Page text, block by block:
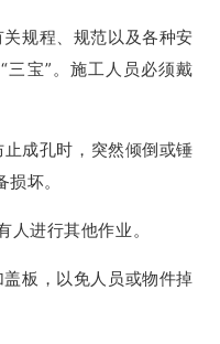
规程、规范以及各种安
三宝”。施工人员必须戴
成孔时，突然倾倒或锤
坏。
进行其他作业。
板，以免人员或物件掉